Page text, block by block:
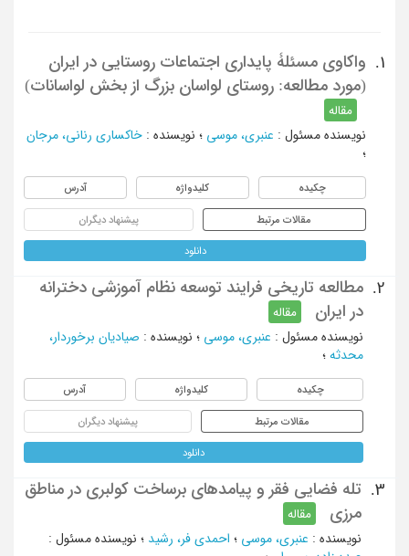
1.
واکاوی مسئلۀ پایداری اجتماعات روستایی در ایران
(مورد مطالعه: روستای لواسان بزرگ از بخش لواسانات)
مقاله
نویسنده مسئول : عنبری، موسی ؛ نویسنده : خاکساری رنانی، مرجان
؛
چکیده کلیدواژه آدرس
مقالات مرتبط پیشنهاد دیگران
دانلود
2.
مطالعه تاریخی فرایند توسعه نظام آموزشی دخترانه
در ایران
مقاله
نویسنده مسئول : عنبری، موسی ؛ نویسنده : صیادیان برخوردار،
محدثه ؛
چکیده کلیدواژه آدرس
مقالات مرتبط پیشنهاد دیگران
دانلود
3.
تله فضایی فقر و پیامدهای برساخت کولبری در مناطق
مرزی
مقاله
نویسنده : عنبری، موسی ؛ احمدی فر، رشید ؛ نویسنده مسئول :